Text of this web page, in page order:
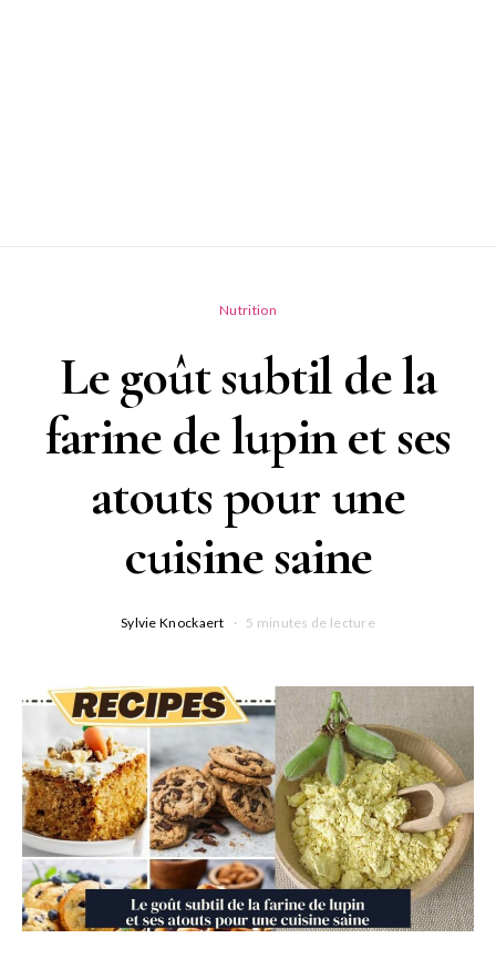
Nutrition
Le goût subtil de la
farine de lupin et ses
atouts pour une
cuisine saine
Sylvie Knockaert 5 minutes de lecture